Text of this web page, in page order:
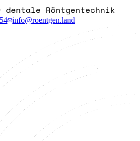
Röntgentechnik
info@roentgen.land